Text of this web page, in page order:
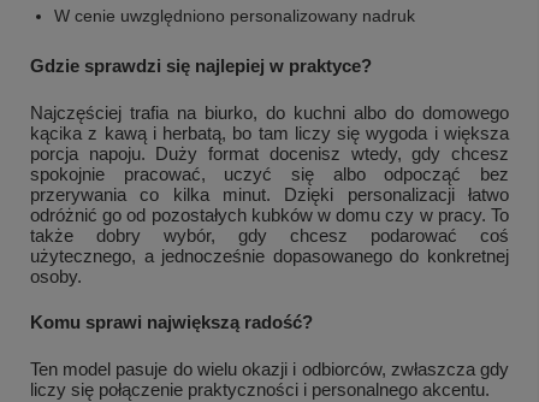
W cenie uwzględniono personalizowany nadruk
Gdzie sprawdzi się najlepiej w praktyce?
Najczęściej trafia na biurko, do kuchni albo do domowego
kącika z kawą i herbatą, bo tam liczy się wygoda i większa
porcja napoju. Duży format docenisz wtedy, gdy chcesz
spokojnie pracować, uczyć się albo odpocząć bez
przerywania co kilka minut. Dzięki personalizacji łatwo
odróżnić go od pozostałych kubków w domu czy w pracy. To
także dobry wybór, gdy chcesz podarować coś
użytecznego, a jednocześnie dopasowanego do konkretnej
osoby.
Komu sprawi największą radość?
Ten model pasuje do wielu okazji i odbiorców, zwłaszcza gdy
liczy się połączenie praktyczności i personalnego akcentu.